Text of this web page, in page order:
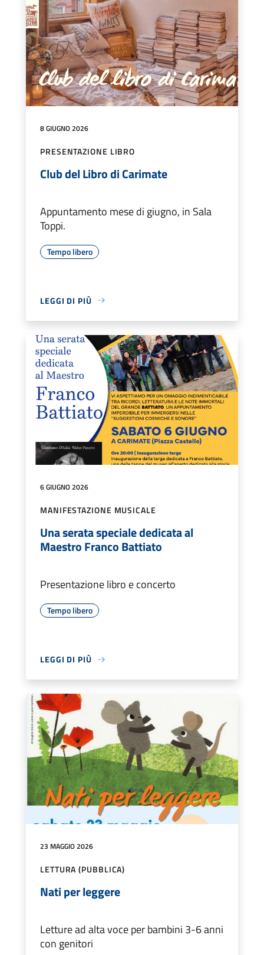
8 GIUGNO 2026
PRESENTAZIONE LIBRO
Club del Libro di Carimate
Appuntamento mese di giugno, in Sala
Toppi.
Tempo libero
LEGGI DI PIÙ
6 GIUGNO 2026
MANIFESTAZIONE MUSICALE
Una serata speciale dedicata al
Maestro Franco Battiato
Presentazione libro e concerto
Tempo libero
LEGGI DI PIÙ
23 MAGGIO 2026
LETTURA (PUBBLICA)
Nati per leggere
Letture ad alta voce per bambini 3-6 anni
con genitori